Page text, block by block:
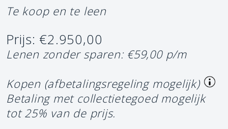
Te koop en te leen
Prijs: €2.950,00
Lenen zonder sparen: €59,00 p/m
Kopen (afbetalingsregeling mogelijk)
Betaling met collectietegoed mogelijk
tot 25% van de prijs.